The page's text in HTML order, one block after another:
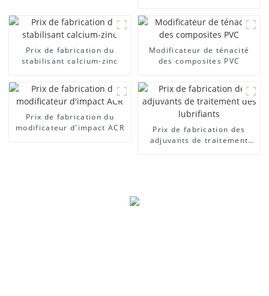
Prix ​​de fabrication du
stabilisant calcium-zinc
Modificateur de ténacité
des composites PVC
Prix ​​de fabrication du
modificateur d'impact ACR
Prix ​​de fabrication des
adjuvants de traitement